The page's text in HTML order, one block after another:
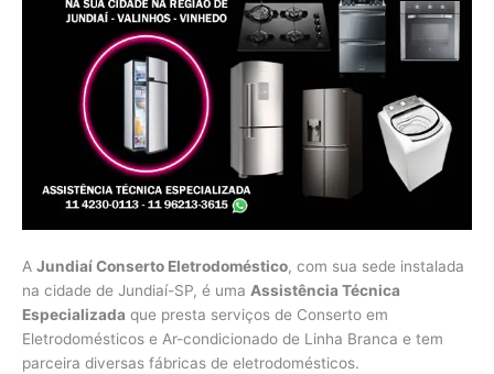
A Jundiaí Conserto Eletrodoméstico, com sua sede instalada
na cidade de Jundiaí-SP, é uma Assistência Técnica
Especializada que presta serviços de Conserto em
Eletrodomésticos e Ar-condicionado de Linha Branca e tem
parceira diversas fábricas de eletrodomésticos.